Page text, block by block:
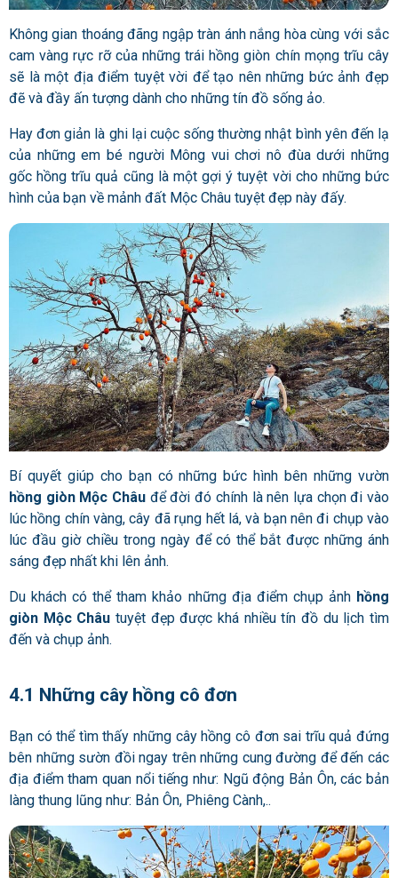
Không gian thoáng đãng ngập tràn ánh nắng hòa cùng với sắc
cam vàng rực rỡ của những trái hồng giòn chín mọng trĩu cây
sẽ là một địa điểm tuyệt vời để tạo nên những bức ảnh đẹp
đẽ và đầy ấn tượng dành cho những tín đồ sống ảo.
Hay đơn giản là ghi lại cuộc sống thường nhật bình yên đến lạ
của những em bé người Mông vui chơi nô đùa dưới những
gốc hồng trĩu quả cũng là một gợi ý tuyệt vời cho những bức
hình của bạn về mảnh đất Mộc Châu tuyệt đẹp này đấy.
Bí quyết giúp cho bạn có những bức hình bên những vườn
hồng giòn Mộc Châu để đời đó chính là nên lựa chọn đi vào
lúc hồng chín vàng, cây đã rụng hết lá, và bạn nên đi chụp vào
lúc đầu giờ chiều trong ngày để có thể bắt được những ánh
sáng đẹp nhất khi lên ảnh.
Du khách có thể tham khảo những địa điểm chụp ảnhhồng
giòn Mộc Châu tuyệt đẹp được khá nhiều tín đồ du lịch tìm
đến và chụp ảnh.
4.1 Những cây hồng cô đơn
Bạn có thể tìm thấy những cây hồng cô đơn sai trĩu quả đứng
bên những sườn đồi ngay trên những cung đường để đến các
địa điểm tham quan nổi tiếng như: Ngũ động Bản Ôn, các bản
làng thung lũng như: Bản Ôn, Phiêng Cành,..